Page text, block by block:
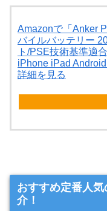
Amazonで「Anker
バイルバッテリー
ト/PSE技術基準適
iPhone iPad
詳細を見る
おすすめ定番人
介！